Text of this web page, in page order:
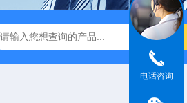
电话咨询